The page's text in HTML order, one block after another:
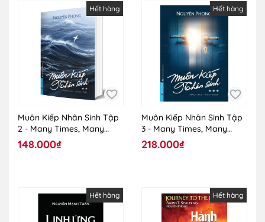
Hết hàng
Muôn Kiếp Nhân Sinh Tập
2 - Many Times, Many
Lives (Khổ Nhỏ)
148.000₫
Hết hàng
Muôn Kiếp Nhân Sinh Tập
3 - Many Times, Many
Lives
218.000₫
Hết hàng Hết hàng